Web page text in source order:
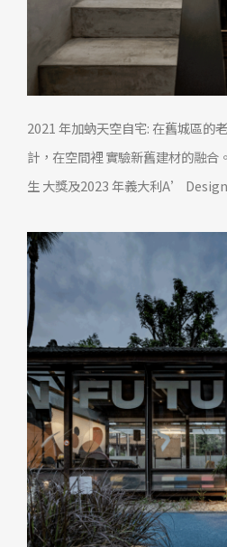
2021 年加蚋天空自宅: 在舊城區的
計，在空間裡 實驗新舊建材的融合
生 大獎及2023 年義大利A’